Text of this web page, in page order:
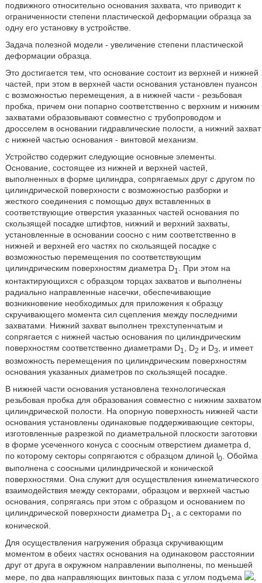
подвижного относительно основания захвата, что приводит к
ограниченности степени пластической деформации образца за
одну его установку в устройстве.
Задача полезной модели - увеличение степени пластической
деформации образца.
Это достигается тем, что основание состоит из верхней и нижней
частей, при этом в верхней части основания установлен пуансон
с возможностью перемещения, а в нижней части - резьбовая
пробка, причем они попарно соответственно с верхним и нижним
захватами образовывают совместно с трубопроводом и
дросселем в основании гидравлические полости, а нижний захват
с нижней частью основания - винтовой механизм.
Устройство содержит следующие основные элементы.
Основание, состоящее из нижней и верхней частей,
выполненных в форме цилиндра, сопрягаемых друг с другом по
цилиндрической поверхности с возможностью разборки и
жесткого соединения с помощью двух вставленных в
соответствующие отверстия указанных частей основания по
скользящей посадке штифтов, нижний и верхний захваты,
установленные в основании соосно с ним соответственно в
нижней и верхней его частях по скользящей посадке с
возможностью перемещения по соответствующим
цилиндрическим поверхностям диаметра D1
. При этом на
контактирующихся с образцом торцах захватов и выполнены
радиально направленные насечки, обеспечивающие
возникновение необходимых для приложения к образцу
скручивающего момента сил сцепления между последними
захватами. Нижний захват выполнен трехступенчатым и
сопрягается с нижней частью основания по цилиндрическим
поверхностям соответственно диаметрами D1 , D2 и D3
, и имеет
возможность перемещения по цилиндрическим поверхностям
основания указанных диаметров по скользящей посадке.
В нижней части основания установлена технологическая
резьбовая пробка для образования совместно с нижним захватом
цилиндрической полости. На опорную поверхность нижней части
основания установлены одинаковые поддерживающие секторы,
изготовленные разрезкой по диаметральной плоскости заготовки
в форме усеченного конуса с соосным отверстием диаметра d,
по которому секторы сопрягаются с образцом длиной l0. Обойма
выполнена с соосными цилиндрической и конической
поверхностями. Она служит для осуществления кинематического
взаимодействия между секторами, образцом и верхней частью
основания, сопрягаясь при этом с образцом и основанием по
цилиндрической поверхности диаметра D1 , а с секторами по
конической.
Для осуществления нагружения образца скручивающим
моментом в обеих частях основания на одинаковом расстоянии
друг от друга в окружном направлении выполнены, по меньшей
мере, по два направляющих винтовых паза с углом подъема
,